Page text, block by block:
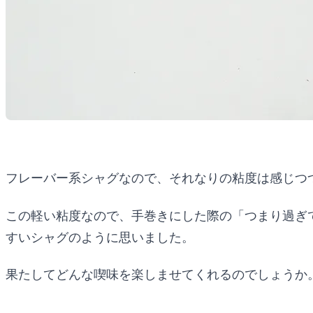
フレーバー系シャグなので、それなりの粘度は感じ
この軽い粘度なので、手巻きにした際の「つまり過
すいシャグのように思いました。
果たしてどんな喫味を楽しませてくれるのでしょう